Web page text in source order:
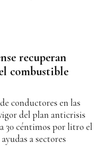
recuperan
combustible
conductores en las
del plan anticrisis
30 céntimos por litro el
a sectores